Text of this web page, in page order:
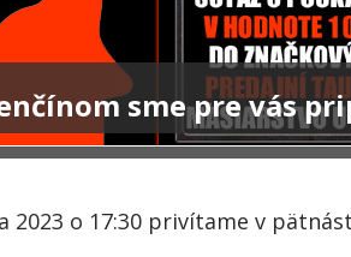
sme pre vás
2023 o 17:30 privítame v